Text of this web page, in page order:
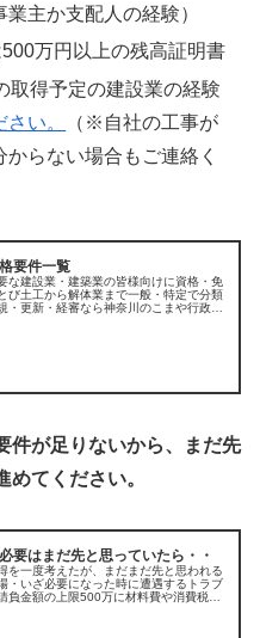
業主か支配人の経験）
万円以上の残高証明書
取得予定の建設業の経験
い。
（※自社の工事が
らない場合もご連絡く
要件一覧
な建設業・建築業の皆様向けに資格・免
び土工から解体業まで一般・特定で分類
・更新・経審なら神奈川のこまや行政書
件が足りないから、
まだ先
てください。
要はまだ先と思っていたら・・
を一度考えたが、まだまだ先と思われる
・いざ必要になった時に遭遇するトラブ
負金額の上限500万に材料費や消費税は